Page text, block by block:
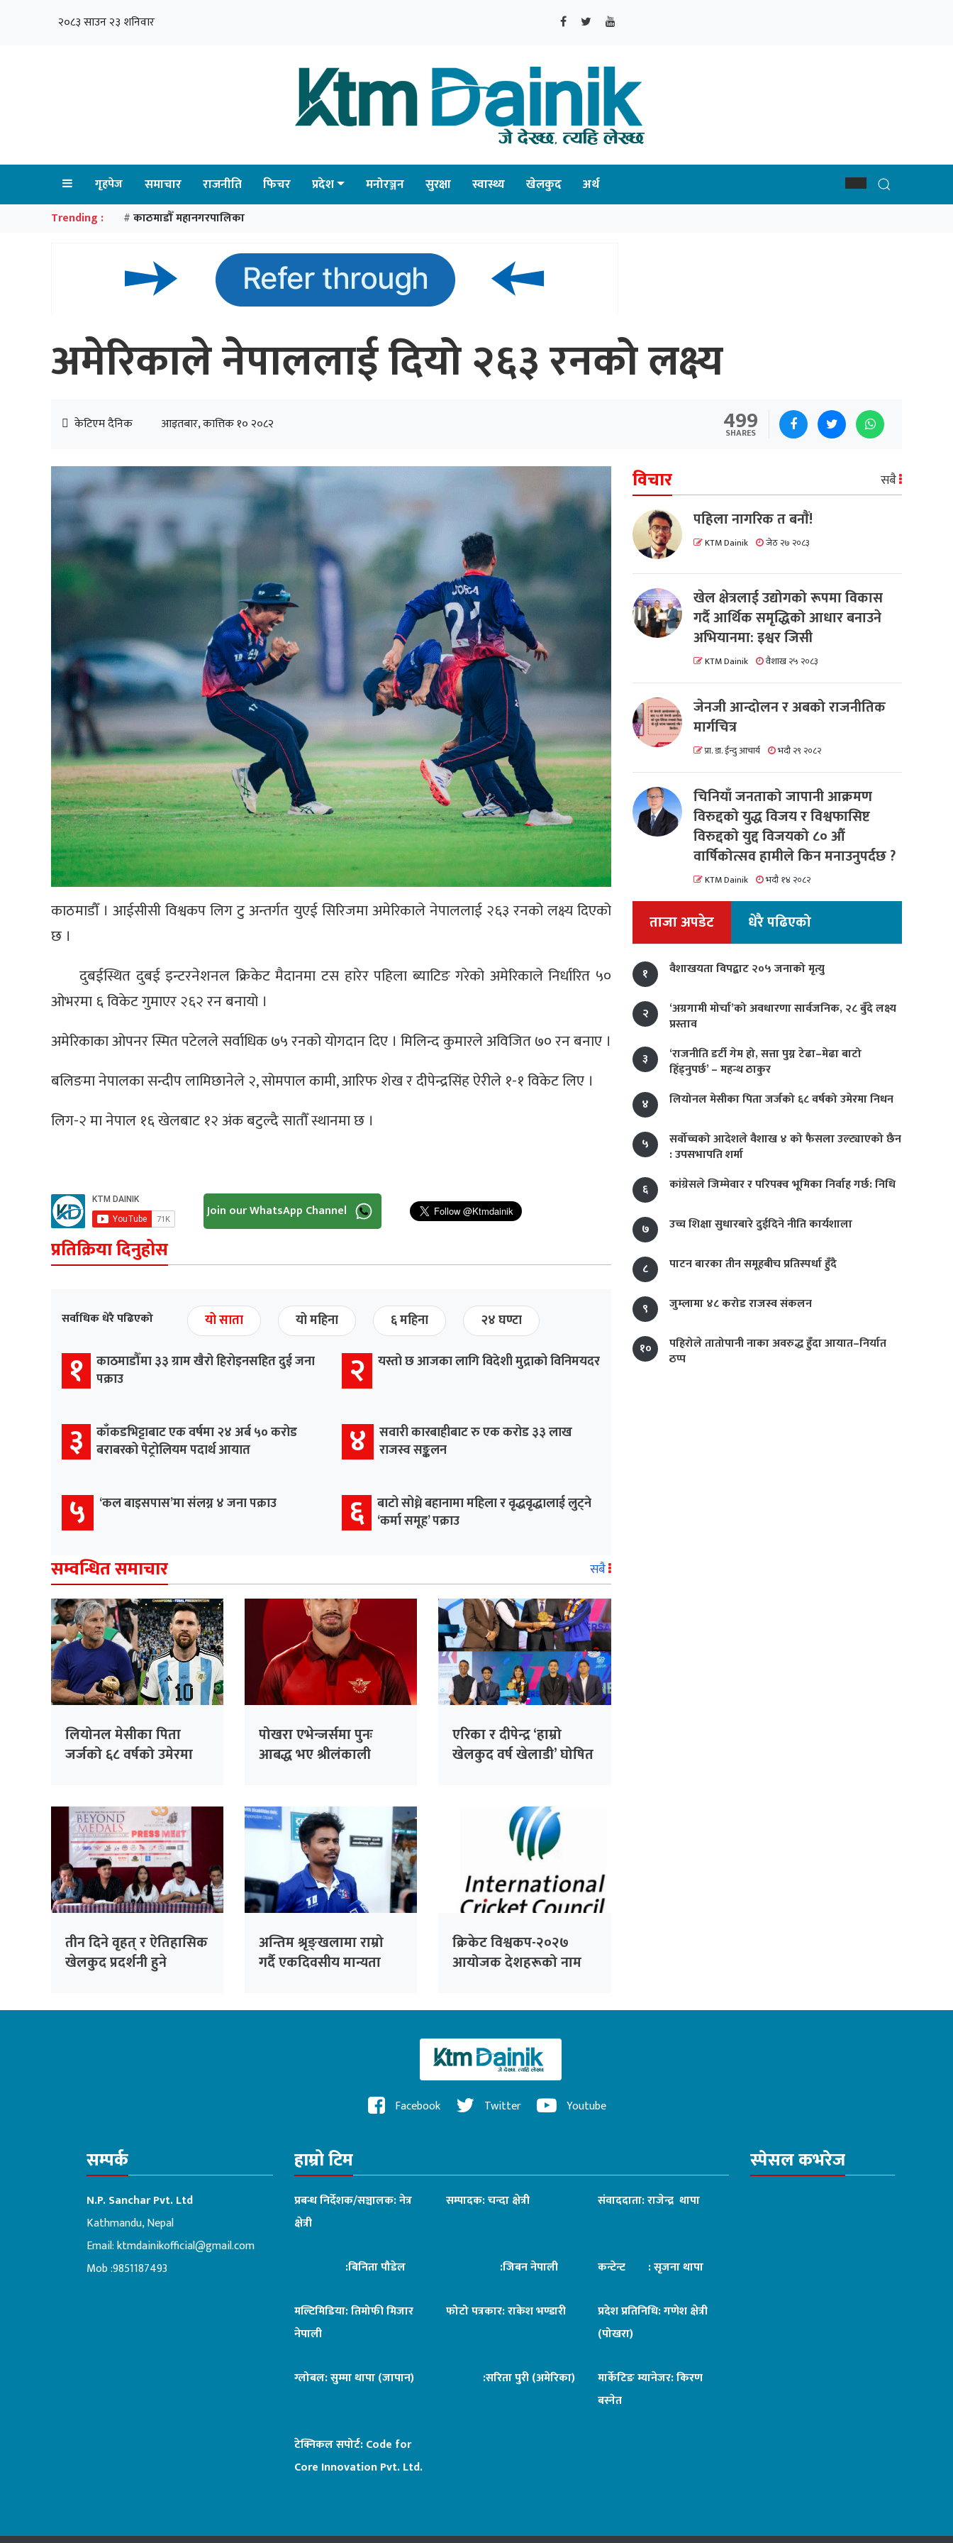
२०८३ साउन २३ शनिवार
गृहपेज समाचार राजनीति फिचर प्रदेश मनोरञ्जन सुरक्षा स्वास्थ्य खेलकुद अर्थ
Trending : # काठमाडौँ महानगरपालिका
अमेरिकाले नेपाललाई दियो २६३ रनको लक्ष्य
केटिएम दैनिक आइतबार, कात्तिक १० २०८२ 499
SHARES
काठमाडौँ । आईसीसी विश्वकप लिग टु अन्तर्गत युएई सिरिजमा अमेरिकाले नेपाललाई २६३ रनको लक्ष्य दिएको
छ ।
दुबईस्थित दुबई इन्टरनेशनल क्रिकेट मैदानमा टस हारेर पहिला ब्याटिङ गरेको अमेरिकाले निर्धारित ५०
ओभरमा ६ विकेट गुमाएर २६२ रन बनायो ।
अमेरिकाका ओपनर स्मित पटेलले सर्वाधिक ७५ रनको योगदान दिए । मिलिन्द कुमारले अविजित ७० रन बनाए ।
बलिङमा नेपालका सन्दीप लामिछानेले २, सोमपाल कामी, आरिफ शेख र दीपेन्द्रसिंह ऐरीले १-१ विकेट लिए ।
लिग-२ मा नेपाल १६ खेलबाट १२ अंक बटुल्दै सातौँ स्थानमा छ ।
Join our WhatsApp Channel
प्रतिक्रिया दिनुहोस
सर्वाधिक धेरै पढिएको यो साता यो महिना ६ महिना २४ घण्टा
१ काठमाडौँमा ३३ ग्राम खैरो हिरोइनसहित दुई जना
पक्राउ
२ यस्तो छ आजका लागि विदेशी मुद्राको विनिमयदर
३ काँकडभिट्टाबाट एक वर्षमा २४ अर्ब ५० करोड
बराबरको पेट्रोलियम पदार्थ आयात
४ सवारी कारबाहीबाट रु एक करोड ३३ लाख
राजस्व सङ्कलन
५ ‘कल बाइसपास’मा संलग्न ४ जना पक्राउ ६ बाटो सोध्ने बहानामा महिला र वृद्धवृद्धालाई लुट्ने
‘कर्मा समूह’ पक्राउ
सम्वन्धित समाचार सबै
लियोनल मेसीका पिता
जर्जको ६८ वर्षको उमेरमा
पोखरा एभेन्जर्समा पुनः
आबद्ध भए श्रीलंकाली
एरिका र दीपेन्द्र ‘हाम्रो
खेलकुद वर्ष खेलाडी’ घोषित
तीन दिने वृहत् र ऐतिहासिक
खेलकुद प्रदर्शनी हुने
अन्तिम श्रृङ्खलामा राम्रो
गर्दै एकदिवसीय मान्यता
क्रिकेट विश्वकप-२०२७
आयोजक देशहरूको नाम
विचार सबै
पहिला नागरिक त बनाैं!
KTM Dainik जेठ २७ २०८३
खेल क्षेत्रलाई उद्योगको रूपमा विकास
गर्दै आर्थिक समृद्धिको आधार बनाउने
अभियानमा: इश्वर जिसी
KTM Dainik वैशाख २५ २०८३
जेनजी आन्दोलन र अबको राजनीतिक
मार्गचित्र
प्रा. डा. ईन्दु आचार्य भदौ २९ २०८२
चिनियाँ जनताको जापानी आक्रमण
विरुद्दको युद्ध विजय र विश्वफासिष्ट
विरुद्दको युद्द विजयको ८० औं
वार्षिकोत्सव हामीले किन मनाउनुपर्दछ ?
KTM Dainik भदौ १४ २०८२
ताजा अपडेट धेरै पढिएको
१ वैशाखयता विपद्बाट २०५ जनाको मृत्यु
२
‘अग्रगामी मोर्चा’को अवधारणा सार्वजनिक, २८ बुँदे लक्ष्य
प्रस्ताव
३
‘राजनीति डर्टी गेम हो, सत्ता पुग्न टेढा–मेढा बाटो
हिँड्नुपर्छ’ – महन्थ ठाकुर
४
लियोनल मेसीका पिता जर्जको ६८ वर्षको उमेरमा निधन
५
सर्वोच्चको आदेशले वैशाख ४ को फैसला उल्ट्याएको छैन
: उपसभापति शर्मा
६
कांग्रेसले जिम्मेवार र परिपक्व भूमिका निर्वाह गर्छ: निधि
७ उच्च शिक्षा सुधारबारे दुईदिने नीति कार्यशाला
८ पाटन बारका तीन समूहबीच प्रतिस्पर्धा हुँदै
९ जुम्लामा ४८ करोड राजस्व संकलन
१०
पहिरोले तातोपानी नाका अवरुद्ध हुँदा आयात–निर्यात
ठप्प
Facebook Twitter Youtube
सम्पर्क
N.P. Sanchar Pvt. Ltd
Kathmandu, Nepal
Email:ktmdainikofficial@gmail.com
Mob :9851187493
हाम्रो टिम
प्रबन्ध निर्देशक/सञ्चालक: नेत्र
क्षेत्री
सम्पादक: चन्दा क्षेत्री संवाददाता: राजेन्द्र थापा
:बिनिता पौडेल :जिबन नेपाली कन्टेन्ट : सृजना थापा
मल्टिमिडिया: तिमोफी मिजार
नेपाली
फोटो पत्रकार: राकेश भण्डारी
प्रदेश प्रतिनिधि: गणेश क्षेत्री
(पोखरा)
ग्लोबल: सुम्मा थापा (जापान) :सरिता पुरी (अमेरिका)
मार्केटिङ म्यानेजर: किरण
बस्नेत
टेक्निकल सपोर्ट:Code for
Core Innovation Pvt. Ltd.
स्पेसल कभरेज